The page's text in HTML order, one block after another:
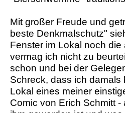
Mit großer Freude und
beste Denkmalschutz"
Fenster im Lokal noch
vermag ich nicht zu
schon und bei der
Schreck, dass ich damals
Lokal eines meiner
Comic von Erich Schmitt